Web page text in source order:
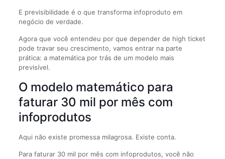
E previsibilidade é o que transforma infoproduto em
negócio de verdade.
Agora que você entendeu por que depender de high ticket
pode travar seu crescimento, vamos entrar na parte
prática: a matemática por trás de um modelo mais
previsível.
O modelo matemático para
faturar 30 mil por mês com
infoprodutos
Aqui não existe promessa milagrosa. Existe conta.
Para faturar 30 mil por mês com infoprodutos, você não